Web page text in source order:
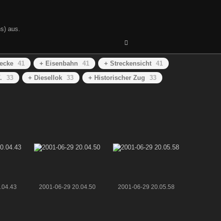
aus.
41 + Eisenbahn 41 + Streckensicht 41
33 + Diesellok 33 + Historischer Zug 33
2001-06-29 20.04.50 2001-06-29 20.05.58